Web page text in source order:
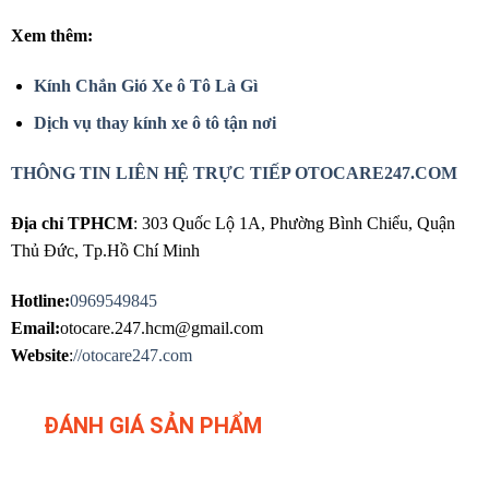
Xem thêm:
Kính Chắn Gió Xe ô Tô Là Gì
Dịch vụ thay kính xe ô tô tận nơi
THÔNG TIN LIÊN HỆ TRỰC TIẾP OTOCARE247.COM
Địa chỉ TPHCM: 303 Quốc Lộ 1A, Phường Bình Chiểu, Quận
Thủ Đức, Tp.Hồ Chí Minh
Hotline:0969549845
Email:otocare.247.hcm@gmail.com
Website://otocare247.com
ĐÁNH GIÁ SẢN PHẨM